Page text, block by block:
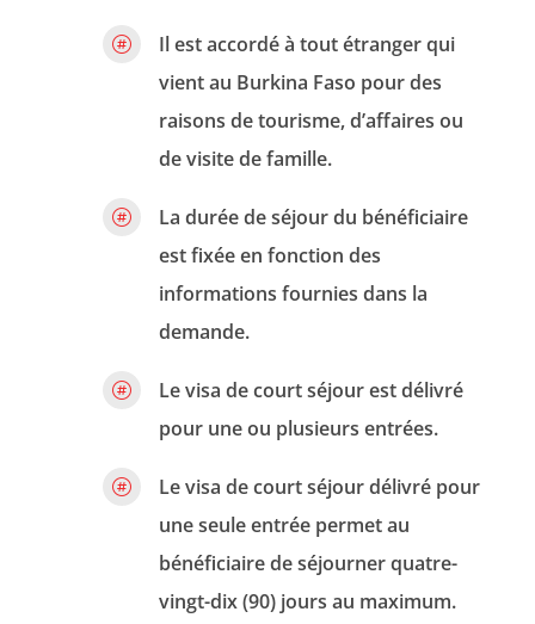

Il est accordé à tout étranger qui
vient au Burkina Faso pour des
raisons de tourisme, d’affaires ou
de visite de famille.

La durée de séjour du bénéficiaire
est fixée en fonction des
informations fournies dans la
demande.

Le visa de court séjour est délivré
pour une ou plusieurs entrées.

Le visa de court séjour délivré pour
une seule entrée permet au
bénéficiaire de séjourner quatre-
vingt-dix (90) jours au maximum.